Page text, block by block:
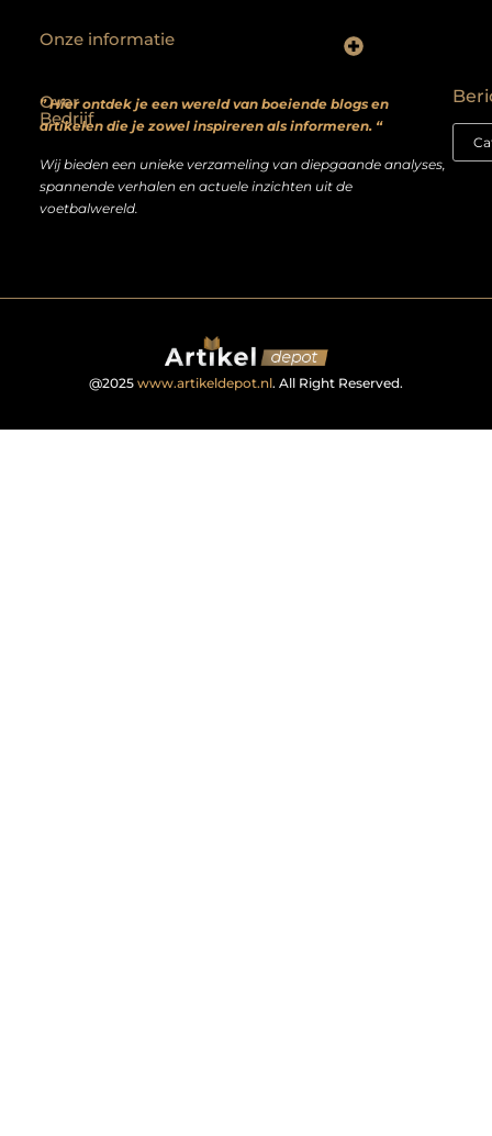
Over
Bedrijf
” Hier ontdek je een wereld van boeiende blogs en
artikelen die je zowel inspireren als informeren. “
Wij bieden een unieke verzameling van diepgaande analyses,
spannende verhalen en actuele inzichten uit de
voetbalwereld.
Onze informatie
@2025 www.artikeldepot.nl. All Right Reserved.